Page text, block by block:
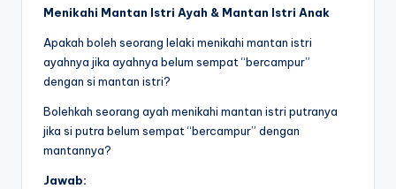
Menikahi Mantan Istri Ayah & Mantan Istri Anak
Apakah boleh seorang lelaki menikahi mantan istri
ayahnya jika ayahnya belum sempat “bercampur”
dengan si mantan istri?
Bolehkah seorang ayah menikahi mantan istri putranya
jika si putra belum sempat “bercampur” dengan
mantannya?
Jawab: